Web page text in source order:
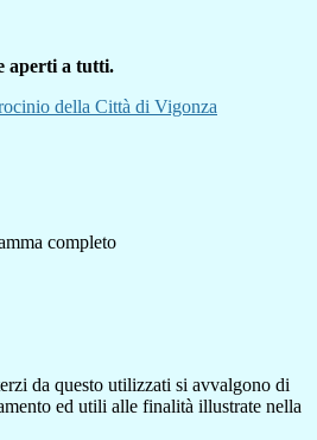
aperti a tutti.
della Città​​​​​​​ di Vigonza
completo
da questo utilizzati si avvalgono di
ed utili alle finalità illustrate nella